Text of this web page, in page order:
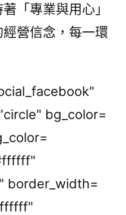
「專業與用心」
營信念，每一環
bg_color=
border_width=